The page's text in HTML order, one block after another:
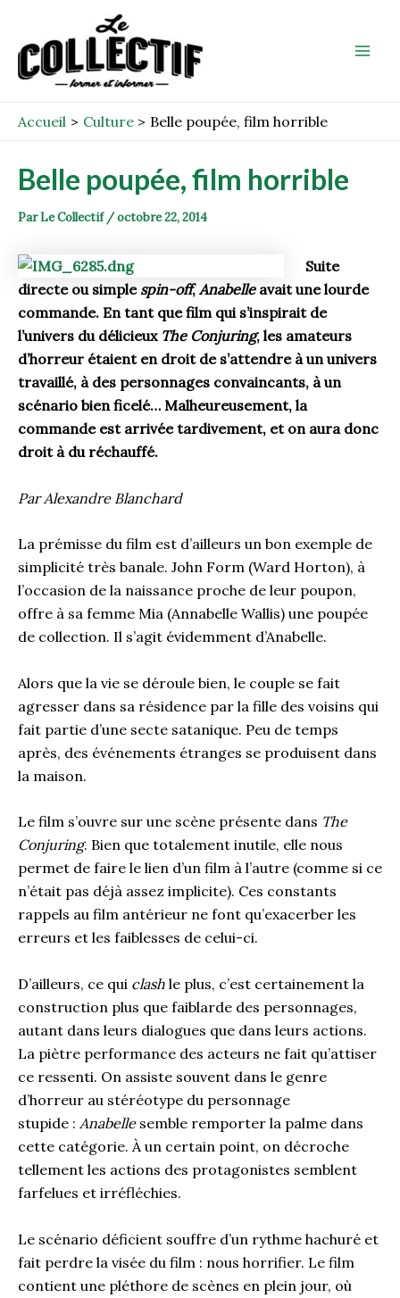
contenu
Accueil Culture Belle poupée, film horrible
Belle poupée, film horrible
ParLe Collectif /octobre 22, 2014
Suite
directe ou simple spin-off,Anabelleavait une lourde
commande. En tant que film qui s’inspirait de
l’univers du délicieux The Conjuring, les amateurs
d’horreur étaient en droit de s’attendre à un univers
travaillé, à des personnages convaincants, à un
scénario bien ficelé… Malheureusement, la
commande est arrivée tardivement, et on aura donc
droit à du réchauffé.
Par Alexandre Blanchard
La prémisse du film est d’ailleurs un bon exemple de
simplicité très banale. John Form (Ward Horton), à
l’occasion de la naissance proche de leur poupon,
offre à sa femme Mia (Annabelle Wallis) une poupée
de collection. Il s’agit évidemment d’Anabelle.
Alors que la vie se déroule bien, le couple se fait
agresser dans sa résidence par la fille des voisins qui
fait partie d’une secte satanique. Peu de temps
après, des événements étranges se produisent dans
la maison.
Le film s’ouvre sur une scène présente dans The
Conjuring. Bien que totalement inutile, elle nous
permet de faire le lien d’un film à l’autre (comme si ce
n’était pas déjà assez implicite). Ces constants
rappels au film antérieur ne font qu’exacerber les
erreurs et les faiblesses de celui-ci.
D’ailleurs, ce qui clash le plus, c’est certainement la
construction plus que faiblarde des personnages,
autant dans leurs dialogues que dans leurs actions.
La piètre performance des acteurs ne fait qu’attiser
ce ressenti. On assiste souvent dans le genre
d’horreur au stéréotype du personnage
stupide : Anabellesemble remporter la palme dans
cette catégorie. À un certain point, on décroche
tellement les actions des protagonistes semblent
farfelues et irréfléchies.
Le scénario déficient souffre d’un rythme hachuré et
fait perdre la visée du film : nous horrifier. Le film
contient une pléthore de scènes en plein jour, où
navigation